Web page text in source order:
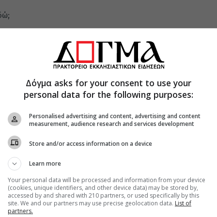
τον οποίο έρχεσαι, παιδί μου;
ειλικρινής, φιλόξενη. Είναι πολύ λυπηρό που
κι εδώ, είπε ο γέρο Ελισαίος.
τον ρώτησε σαν έμειναν οι δυο τους:
απαντήσεις στην ίδια ερώτηση;
στην καρδιά του τις εικόνες που βλέπουν
διέκρινε τίποτε καλό στα μέρη από όπου
Εκείνος που συνάντησε φίλους εκεί, θα
Δόγμα asks for your consent to use your
personal data for the following purposes:
Personalised advertising and content, advertising and content
measurement, audience research and services development
Store and/or access information on a device
Learn more
Your personal data will be processed and information from your device
(cookies, unique identifiers, and other device data) may be stored by,
accessed by and shared with 210 partners, or used specifically by this
site. We and our partners may use precise geolocation data. List of
partners.